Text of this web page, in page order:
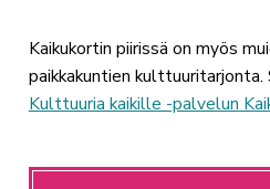
Kaikukortin piirissä on myös
paikkakuntien
Kulttuuria kaikille -palvelun